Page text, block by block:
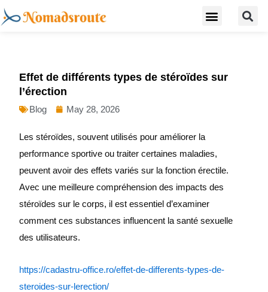
Skip
to
Menu
Effet de différents types de stéroïdes sur
l’érection
Blog May 28, 2026
Les stéroïdes, souvent utilisés pour améliorer la
performance sportive ou traiter certaines maladies,
peuvent avoir des effets variés sur la fonction érectile.
Avec une meilleure compréhension des impacts des
stéroïdes sur le corps, il est essentiel d’examiner
comment ces substances influencent la santé sexuelle
des utilisateurs.
https://cadastru-office.ro/effet-de-differents-types-de-
steroides-sur-lerection/